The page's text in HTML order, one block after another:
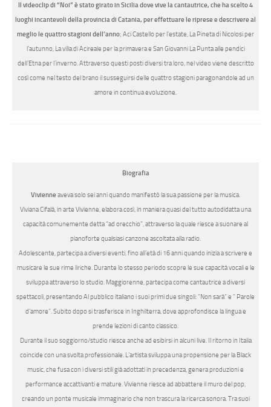
Il videoclip di “Noi” è stato girato in Siciliadove vive la cantautrice, che ha scelto4
luoghi incantevoli della provincia di Catania, per effettuare le riprese e descrivere al
meglio le quattro stagioni dell’anno; Aci Castello per l’estate, La Pineta di Nicolosi per
l’autunno, La villa di Acireale per la primavera e San Giovanni La Punta alle pendici
dell’Etna per l’inverno. Attraverso questi posti diversi tra loro, nel video viene descritto
così come nel testo del brano il susseguirsi delle quattro stagioni paragonandole ad un
amore in continua evoluzione.
Biografia
Vivienne aveva solo sei anni quando manifestò la sua passione per la musica.
Viviana Cifalà, in arte Vivienne, elabora così, in maniera quasi del tutto autodidatta una
capacità comunemente detta “ad orecchio”, attraverso la quale riesce a suonare al
pianoforte qualsiasi canzone ascoltata alla radio.
Adolescente, partecipa a diversi eventi, fino all’età di 16 anni quando inizia a scrivere e
musicare le sue rime liriche. Durante lo stesso periodo scopre le sue capacità vocali e le
sviluppa attraverso lo studio. Maggiorenne, partecipa come cantautrice a diversi
spettacoli, presentando Al pubblico italiano i suoi primi due singoli: “Non sarà” e ” Parole
d’amore”. Subito dopo si trasferisce in Inghilterra, dove approfondisce la lingua e
prende lezioni di canto classico.
Durante il suo soggiorno/studio riesce anche ad esibirsi in alcuni live. Il ritorno in Italia
coincide con una svolta professionale. L’artista sviluppa una propensione per la Black
music, che fusa con i diversi stili già adottati in precedenza, genera produzioni e
performance accattivanti e mature. Vivienne riesce ad abbattere il muro del pop,
creando un ponte musicale immaginario che non trascura la ricerca sonora. Tra suoi